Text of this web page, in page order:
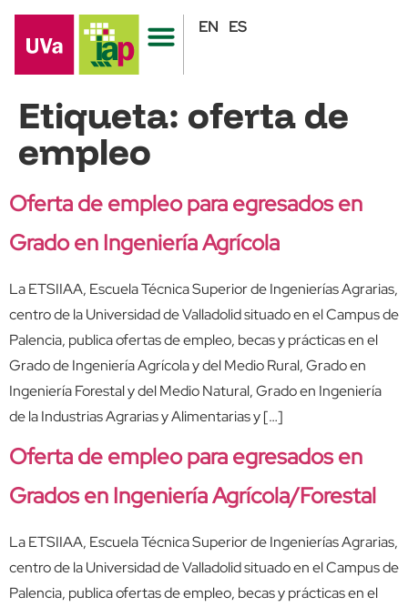
EN ES
Etiqueta: oferta de
empleo
Oferta de empleo para egresados en
Grado en Ingeniería Agrícola
La ETSIIAA, Escuela Técnica Superior de Ingenierías Agrarias,
centro de la Universidad de Valladolid situado en el Campus de
Palencia, publica ofertas de empleo, becas y prácticas en el
Grado de Ingeniería Agrícola y del Medio Rural, Grado en
Ingeniería Forestal y del Medio Natural, Grado en Ingeniería
de la Industrias Agrarias y Alimentarias y […]
Oferta de empleo para egresados en
Grados en Ingeniería Agrícola/Forestal
La ETSIIAA, Escuela Técnica Superior de Ingenierías Agrarias,
centro de la Universidad de Valladolid situado en el Campus de
Palencia, publica ofertas de empleo, becas y prácticas en el